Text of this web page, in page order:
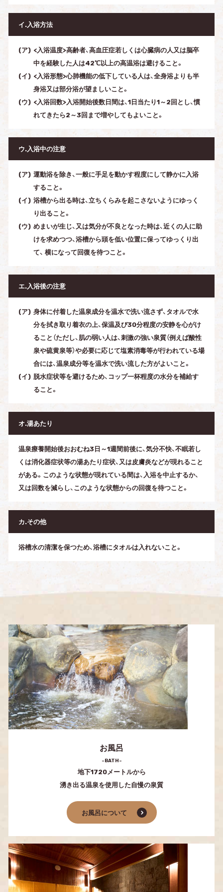
イ.入浴方法
<入浴温度>高齢者、高血圧症若しくは心臓病の人又は脳卒
中を経験した人は42℃以上の高温浴は避けること。
<入浴形態>心肺機能の低下している人は、全身浴よりも半
身浴又は部分浴が望ましいこと。
<入浴回数>入浴開始後数日間は、1日当たり1～2回とし、慣
れてきたら2～3回まで増やしてもよいこと。
ウ.入浴中の注意
運動浴を除き、一般に手足を動かす程度にして静かに入浴
すること。
浴槽から出る時は、立ちくらみを起こさないようにゆっく
り出ること。
めまいが生じ、又は気分が不良となった時は、近くの人に助
けを求めつつ、浴槽から頭を低い位置に保ってゆっくり出
て、 横になって回復を待つこと。
エ.入浴後の注意
身体に付着した温泉成分を温水で洗い流さず、タオルで水
分を拭き取り着衣の上、保温及び30分程度の安静を心がけ
ること（ただし、肌の弱い人は、刺激の強い泉質（例えば酸性
泉や硫黄泉等）や必要に応じて塩素消毒等が行われている場
合には、温泉成分等を温水で洗い流した方がよいこと。
脱水症状等を避けるため、コップ一杯程度の水分を補給す
ること。
オ.湯あたり
温泉療養開始後おおむね3日～1週間前後に、気分不快、不眠若し
くは消化器症状等の湯あたり症状、又は皮膚炎などが現れること
がある。このような状態が現れている間は、入浴を中止するか、
又は回数を減らし、このような状態からの回復を待つこと。
カ.その他
浴槽水の清潔を保つため、浴槽にタオルは入れないこと。
お風呂
-BATH-
地下1720メートルから
湧き出る温泉を使用した自慢の泉質
お風呂について